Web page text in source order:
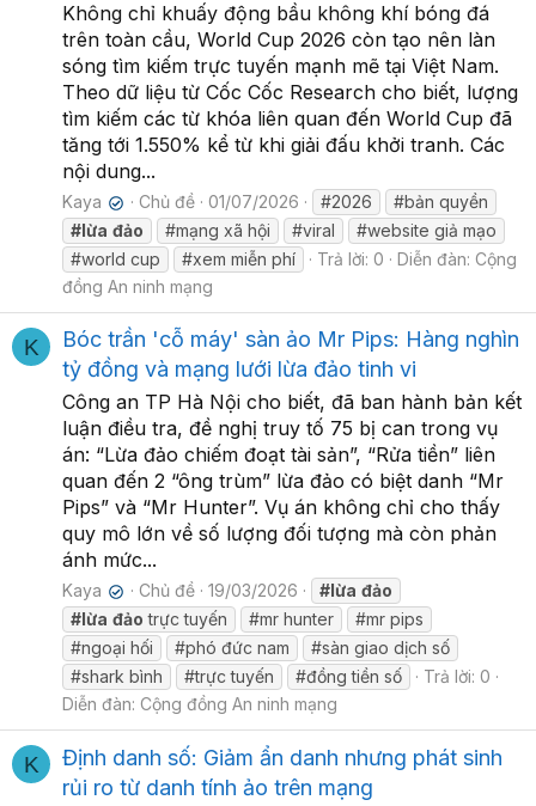
Không chỉ khuấy động bầu không khí bóng đá
trên toàn cầu, World Cup 2026 còn tạo nên làn
sóng tìm kiếm trực tuyến mạnh mẽ tại Việt Nam.
Theo dữ liệu từ Cốc Cốc Research cho biết, lượng
tìm kiếm các từ khóa liên quan đến World Cup đã
tăng tới 1.550% kể từ khi giải đấu khởi tranh. Các
nội dung...
Kaya ✔ Chủ đề 01/07/2026 #2026
#bản quyền
#lừa đảo #mạng xã hội #viral
#website giả mạo
#world cup
#xem miễn phí Trả lời: 0 Diễn đàn: Cộng
đồng An ninh mạng
K
Bóc trần 'cỗ máy' sàn ảo Mr Pips: Hàng nghìn
tỷ đồng và mạng lưới lừa đảo tinh vi
Công an TP Hà Nội cho biết, đã ban hành bản kết
luận điều tra, đề nghị truy tố 75 bị can trong vụ
án: “Lừa đảo chiếm đoạt tài sản”, “Rửa tiền” liên
quan đến 2 “ông trùm” lừa đảo có biệt danh “Mr
Pips” và “Mr Hunter”. Vụ án không chỉ cho thấy
quy mô lớn về số lượng đối tượng mà còn phản
ánh mức...
Kaya ✔ Chủ đề 19/03/2026 #lừa đảo
#lừa đảo trực tuyến #mr hunter
#mr pips
#ngoại hối
#phó đức nam
#sàn giao dịch số
#shark bình
#trực tuyến #đồng tiền số
Trả lời: 0
Diễn đàn: Cộng đồng An ninh mạng
K
Định danh số: Giảm ẩn danh nhưng phát sinh
rủi ro từ danh tính ảo trên mạng